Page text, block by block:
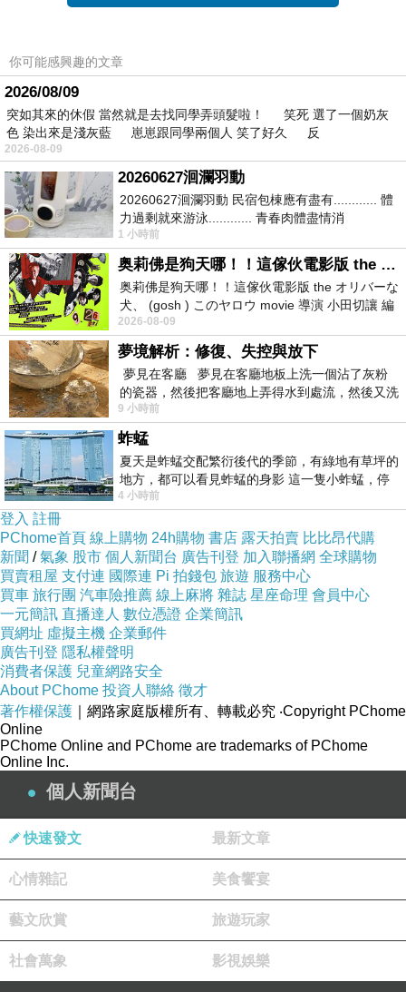
較漂亮，刷御璽卡/無限卡，可以打9折！通常出國
（因為這種優惠每年都會更動，但就稍微Google一
下就會找到啦～）
（信用卡特惠要從特定網址進去，到刷卡階段時會
自己折扣）
另外，agoda
的稅通常都是最後才跑出來的，所以
記得看看最後總計要多少錢，有一些國家稅很驚人
（如新加坡），所以我通常都會自己先計算一下，
再決定要不要按下一步，以免最後跑出來的價格太
驚人，會很失望！
2、Booking.com訂房網站（秘密優惠
Booking.com也是我喜歡用的網站之一，
把稅全部都加入進去，讓人很快認清事實，但壞處
是Booking.com很少和信用卡合作
什麼信用卡優惠，也幾乎找不到優惠碼。
但是我會特別注意， Booking.com的「秘密優
惠」， 也是一樣加入會員才會有收到信
出奇的低！想找好康就要不厭奇煩多上去看看！
（不想收廣告信的人也ok，只要註冊Booking.com
的會員，需要訂房時再點進去看看，登入狀態都有
機會看到秘密特惠喔）
你可能感興趣的文章
2026/08/09
突如其來的休假 當然就是去找同學弄頭髮啦！ 笑死 選了一個奶灰
色 染出來是淺灰藍 崽崽跟同學兩個人 笑了好久 反
2026-08-09
20260627洄瀾羽動
20260627洄瀾羽動 民宿包棟應有盡有............ 體
力過剩就來游泳............ 青春肉體盡情消
磨............ 晚餐不必
1 小時前
奥莉佛是狗天哪！！這傢伙電影版 the オリバーな犬、 (gosh ) このヤロウ movie
奥莉佛是狗天哪！！這傢伙電影版 the オリバーな
犬、 (gosh ) このヤロウ movie 導演 小田切讓 編
劇: 小田切讓 主演: 小田切讓
2026-08-09
夢境解析：修復、失控與放下
夢見在客廳 夢見在客廳地板上洗一個沾了灰粉
的瓷器，然後把客廳地上弄得水到處流，然後又洗
一頂棒球潮帽，後來發現帽
9 小時前
蚱蜢
夏天是蚱蜢交配繁衍後代的季節，有綠地有草坪的
地方，都可以看見蚱蜢的身影 這一隻小蚱蜢，停
在車頂上，怎麼樣小心驅趕，都無動
4 小時前
登入 註冊
PChome首頁 線上購物 24h購物 書店 露天拍賣 比比昂代購
新聞 /氣象 股市 個人新聞台 廣告刊登 加入聯播網 全球購物
買賣租屋 支付連 國際連 Pi 拍錢包 旅遊 服務中心
買車 旅行團 汽車險推薦 線上麻將 雜誌 星座命理 會員中心
一元簡訊 直播達人 數位憑證 企業簡訊
買網址 虛擬主機 企業郵件
廣告刊登 隱私權聲明
消費者保護 兒童網路安全
About PChome 投資人聯絡 徵才
著作權保護 ｜網路家庭版權所有、轉載必究 ‧Copyright PChome
Online
PChome Online and PChome are trademarks of PChome
Online Inc.
個人新聞台
快速發文 最新文章
心情雜記 美食饗宴
藝文欣賞 旅遊玩家
社會萬象 影視娛樂